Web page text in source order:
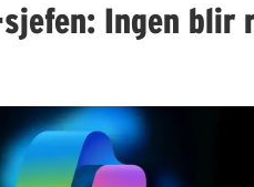
Ingen blir